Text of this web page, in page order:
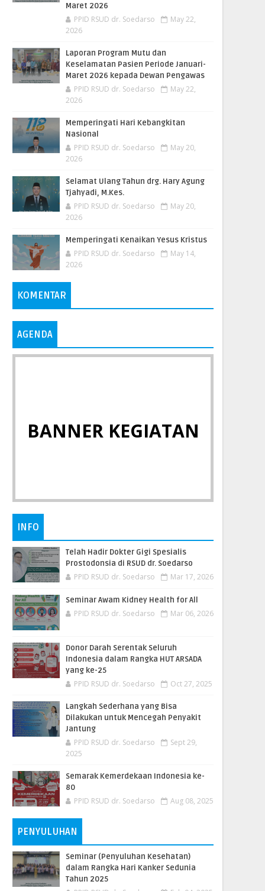
Maret 2026
PPID RSUD dr. Soedarso
May 22,
2026
Laporan Program Mutu dan
Keselamatan Pasien Periode Januari-
Maret 2026 kepada Dewan Pengawas
PPID RSUD dr. Soedarso
May 22,
2026
Memperingati Hari Kebangkitan
Nasional
PPID RSUD dr. Soedarso
May 20,
2026
Selamat Ulang Tahun drg. Hary Agung
Tjahyadi, M.Kes.
PPID RSUD dr. Soedarso
May 20,
2026
Memperingati Kenaikan Yesus Kristus
PPID RSUD dr. Soedarso
May 14,
2026
KOMENTAR
AGENDA
BANNER KEGIATAN
INFO
Telah Hadir Dokter Gigi Spesialis
Prostodonsia di RSUD dr. Soedarso
PPID RSUD dr. Soedarso Mar 17, 2026
Seminar Awam Kidney Health for All
PPID RSUD dr. Soedarso Mar 06, 2026
Donor Darah Serentak Seluruh
Indonesia dalam Rangka HUT ARSADA
yang ke-25
PPID RSUD dr. Soedarso Oct 27, 2025
Langkah Sederhana yang Bisa
Dilakukan untuk Mencegah Penyakit
Jantung
PPID RSUD dr. Soedarso
Sept 29,
2025
Semarak Kemerdekaan Indonesia ke-
80
PPID RSUD dr. Soedarso Aug 08, 2025
PENYULUHAN
Seminar (Penyuluhan Kesehatan)
dalam Rangka Hari Kanker Sedunia
Tahun 2025